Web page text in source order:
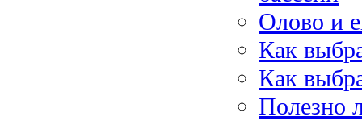
Олово и
Как
Как
Полезно